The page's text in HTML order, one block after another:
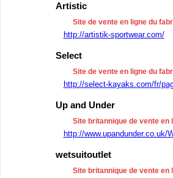
Artistic
Site de vente en ligne du
http://artistik-sportwear.com/
Select
Site de vente en ligne du
http://select-kayaks.com/fr/
Up and Under
Site britannique de vente en
http://www.upandunder.co.uk/
wetsuitoutlet
Site britannique de vente en